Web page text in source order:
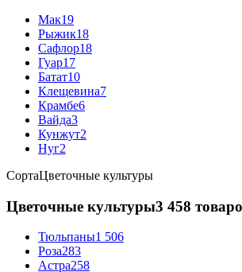
Мак19
Рыжик18
Сафлор18
Гуар17
Батат10
Клещевина7
Крамбе6
Вайда3
Кунжут2
Нуг2
СортаЦветочные культуры
Цветочные культуры3 458
Тюльпаны1 506
Роза283
Астра258